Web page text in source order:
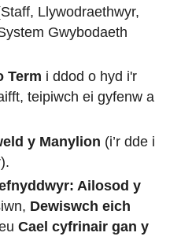
Llywodraethwyr,
Gwybodaeth
Term i ddod o hyd i'r
teipiwch ei gyfenw a
y Manylion (i’r dde i
Ailosod y
Dewiswch eich
Cael cyfrinair gan y